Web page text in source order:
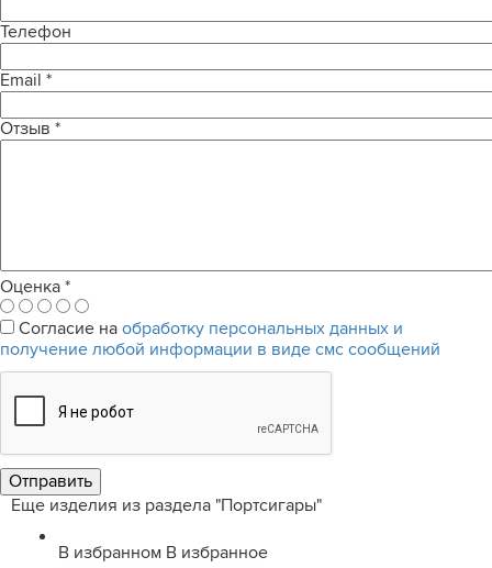
Телефон
Email *
Отзыв *
Оценка *
Согласие на обработку персональных данных и
получение любой информации в виде смс сообщений
Еще изделия из раздела "Портсигары"
В избранном В избранное